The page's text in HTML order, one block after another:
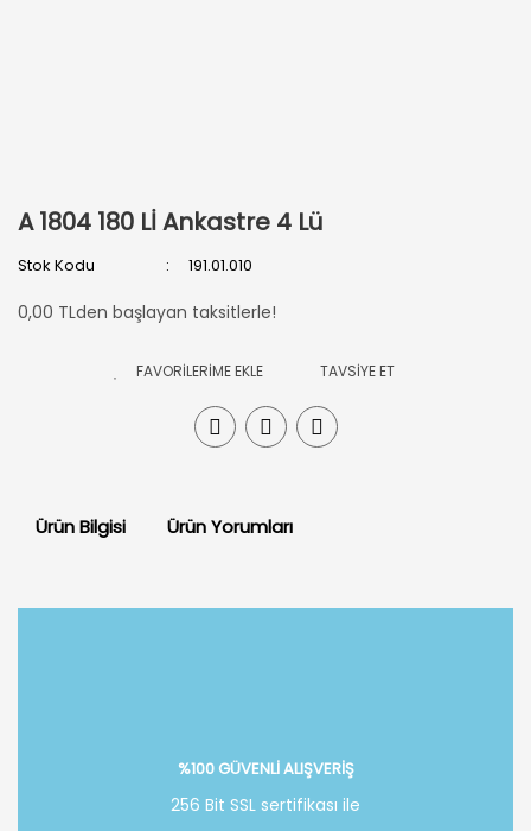
A 1804 180 Lİ Ankastre 4 Lü
Stok Kodu 191.01.010
0,00 TLden başlayan taksitlerle!
TAVSİYE ET
Ürün Bilgisi Ürün Yorumları
%100 GÜVENLİ ALIŞVERİŞ
256 Bit SSL sertifikası ile